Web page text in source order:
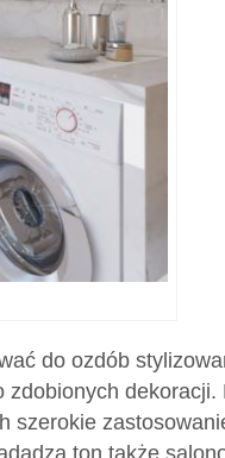
do ozdób
szerokie
ton także